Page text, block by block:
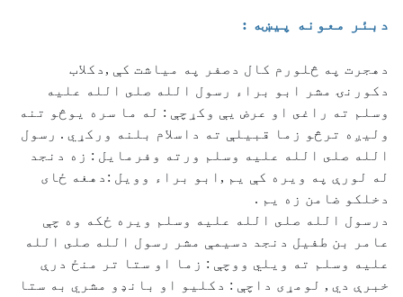
دبئر معونه پيښه :
دهجرت په څلورم كال دصفر په مياشت كې ,دكلاب
دكورنۍ مشر ابو براء رسول الله صلى الله عليه
وسلم ته راغى او عرض يې وكړچې : له ما سره يوڅو تنه
وليږه ترڅو زما قبيلې ته داسلام بلنه وركړي . رسول
الله صلى الله عليه وسلم ورته وفرمايل : زه دنجد
له لورې په ويره كې يم ,ابو براء وويل :دهغه ځای
دخلكو ضامن زه يم .
درسول الله صلى الله عليه وسلم ويره ځكه وه چې
عامر بن طفيل دنجد دسيمې مشر رسول الله صلى الله
عليه وسلم ته ويلي ووچې : زما او ستا تر منځ درې
خبرې دي , لومړى داچې : دكليو او بانډو مشري به ستا